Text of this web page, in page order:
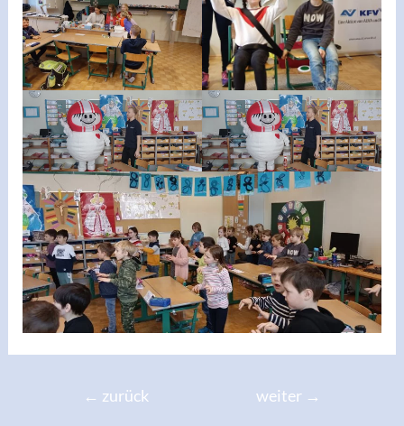
Beitragsnavigation
← zurück weiter →